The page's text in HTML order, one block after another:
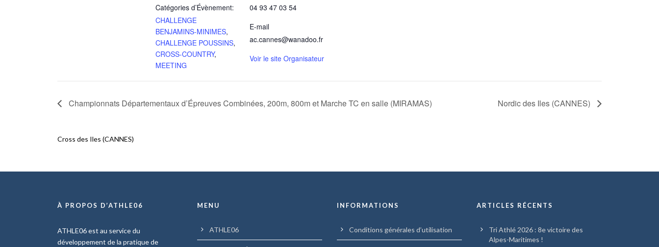
Catégories d’Évènement:
CHALLENGE
BENJAMINS-MINIMES,
CHALLENGE POUSSINS,
CROSS-COUNTRY,
MEETING
04 93 47 03 54
E-mail
ac.cannes@wanadoo.fr
Voir le site Organisateur
Championnats Départementaux d’Épreuves Combinées, 200m, 800m et Marche TC en salle (MIRAMAS) Nordic des Iles (CANNES)
Cross des Iles (CANNES)
À PROPOS D’ATHLE06
ATHLE06 est au service du
développement de la pratique de
MENU
ATHLE06
INFORMATIONS
Conditions générales d’utilisation
ARTICLES RÉCENTS
Tri Athlé 2026 : 8e victoire des
Alpes-Maritimes !